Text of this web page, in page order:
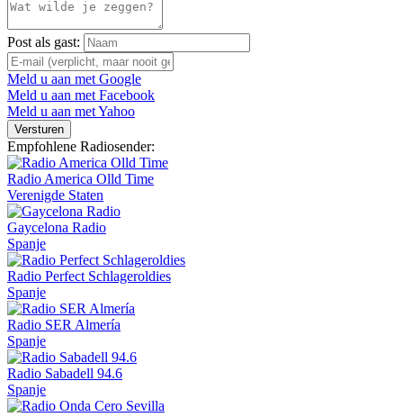
Post als gast:
Meld u aan met Google
Meld u aan met Facebook
Meld u aan met Yahoo
Versturen
Empfohlene Radiosender:
Radio America Olld Time
Verenigde Staten
Gaycelona Radio
Spanje
Radio Perfect Schlageroldies
Spanje
Radio SER Almería
Spanje
Radio Sabadell 94.6
Spanje